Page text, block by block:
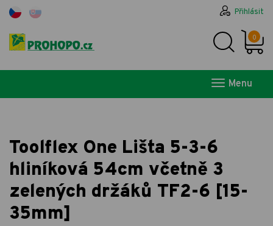
Přihlásit
0
Menu
Toolflex One Lišta 5-3-6
hliníková 54cm včetně 3
zelených držáků TF2-6 [15-
35mm]